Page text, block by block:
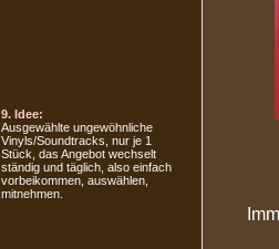
9. Idee:
Ausgewählte ungewöhnliche
Vinyls/Soundtracks, nur je 1
Stück, das Angebot wechselt
ständig und täglich, also einfach
vorbeikommen, auswählen,
mitnehmen.